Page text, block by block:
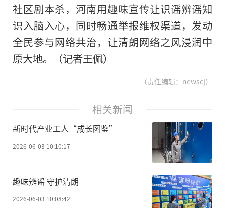
社区剧本杀，河南用趣味宣传让识谣辨谣知
识入脑入心，同时畅通举报维权渠道，发动
全民参与网络共治，让清朗网络之风浸润中
原大地。（记者王佩）
（责任编辑：newscj）
相关新闻
新时代产业工人“成长图鉴”
2026-06-03 10:10:17
趣味辨谣 守护清朗
2026-06-03 10:08:42